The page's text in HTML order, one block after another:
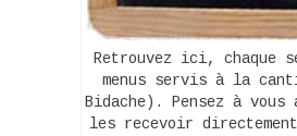
Retrouvez ici, chaque
menus servis à la
Bidache). Pensez à vous
les recevoir